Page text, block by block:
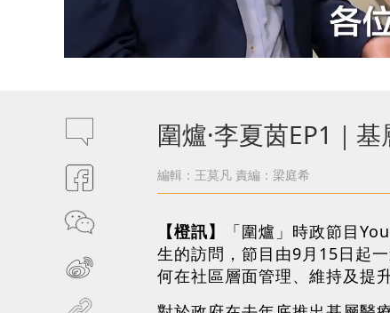
圍爐·李夏茵EP1｜
編輯：王莫凡 責編：梁庭希
【橙訊】
「圍爐」時政節目
生的訪問，節目由9月15日起
何在社區層面管理、維持及提